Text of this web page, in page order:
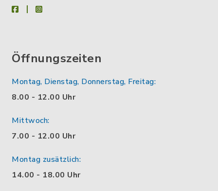
facebookinstagram
Öffnungszeiten
Montag, Dienstag, Donnerstag, Freitag:
8.00 - 12.00 Uhr
Mittwoch:
7.00 - 12.00 Uhr
Montag zusätzlich:
14.00 - 18.00 Uhr